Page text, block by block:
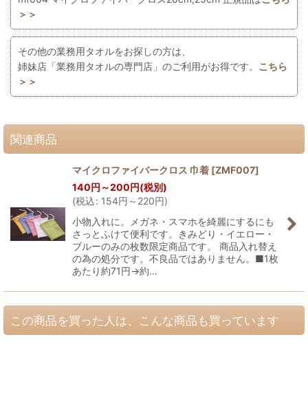
＞＞
その他の業務用タオルをお探しの方は、
姉妹店「業務用タオルの専門店」のご利用がお得です。 こちら
＞＞
関連商品
マイクロファイバークロス 巾着 [ZMF007]
140円 ～200円(税別)
(税込: 154円 ～220円)
小物入れに。メガネ・スマホを綺麗にするにも
さっとふけて便利です。きみどり・イエロー・
ブルーのみの枚数限定商品です。 商品入れ替え
の為の処分です。不良品ではありません。■1枚
あたり約71円→約…
この商品を買った人は、こんな商品も買っています